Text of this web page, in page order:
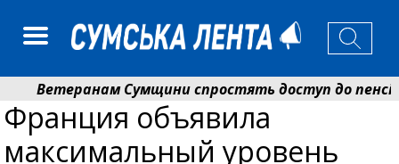
Ветеранам Сумщини спростять доступ до пенсій
Романько розширює програму відпочинку дітей із
Франция объявила
максимальный уровень